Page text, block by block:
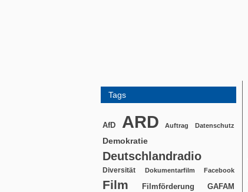
Tags
AfD ARD Auftrag Datenschutz
Demokratie
Deutschlandradio
Diversität Dokumentarfilm Facebook
Film Filmförderung GAFAM